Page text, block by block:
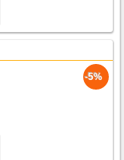
-5%